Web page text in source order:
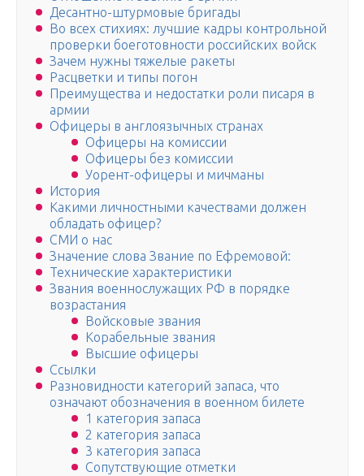
Десантно-штурмовые бригады
Во всех стихиях: лучшие кадры контрольной
проверки боеготовности российских войск
Зачем нужны тяжелые ракеты
Расцветки и типы погон
Преимущества и недостатки роли писаря в
армии
Офицеры в англоязычных странах
Офицеры на комиссии
Офицеры без комиссии
Уорент-офицеры и мичманы
История
Какими личностными качествами должен
обладать офицер?
СМИ о нас
Значение слова Звание по Ефремовой:
Технические характеристики
Звания военнослужащих РФ в порядке
возрастания
Войсковые звания
Корабельные звания
Высшие офицеры
Ссылки
Разновидности категорий запаса, что
означают обозначения в военном билете
1 категория запаса
2 категория запаса
3 категория запаса
Сопутствующие отметки